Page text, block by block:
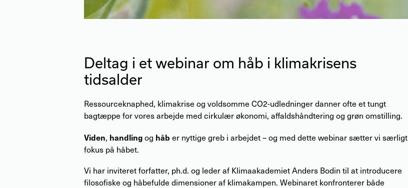
Deltag i et webinar om håb i klimakrisens
tidsalder
Ressourceknaphed, klimakrise og voldsomme CO2-udledninger danner ofte et tungt
bagtæppe for vores arbejde med cirkulær økonomi, affaldshåndtering og grøn omstilling.
Viden, handlingog håb er nyttige greb i arbejdet – og med dette webinar sætter vi særligt
fokus på håbet.
Vi har inviteret forfatter, ph.d. og leder af Klimaakademiet Anders Bodin til at introducere
filosofiske og håbefulde dimensioner af klimakampen. Webinaret konfronterer både